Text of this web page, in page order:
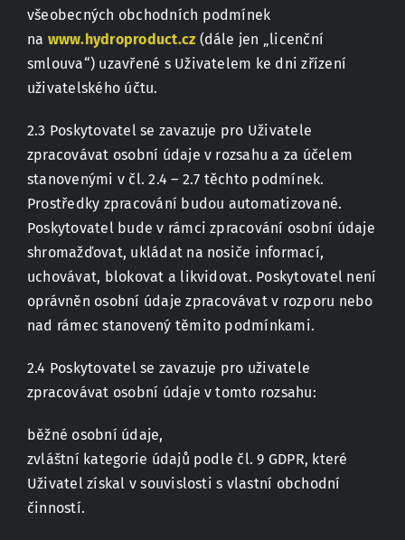
všeobecných obchodních podmínek
na www.hydroproduct.cz (dále jen „licenční
smlouva“) uzavřené s Uživatelem ke dni zřízení
uživatelského účtu.
2.3 Poskytovatel se zavazuje pro Uživatele
zpracovávat osobní údaje v rozsahu a za účelem
stanovenými v čl. 2.4 – 2.7 těchto podmínek.
Prostředky zpracování budou automatizované.
Poskytovatel bude v rámci zpracování osobní údaje
shromažďovat, ukládat na nosiče informací,
uchovávat, blokovat a likvidovat. Poskytovatel není
oprávněn osobní údaje zpracovávat v rozporu nebo
nad rámec stanovený těmito podmínkami.
2.4 Poskytovatel se zavazuje pro uživatele
zpracovávat osobní údaje v tomto rozsahu:
běžné osobní údaje,
zvláštní kategorie údajů podle čl. 9 GDPR, které
Uživatel získal v souvislosti s vlastní obchodní
činností.